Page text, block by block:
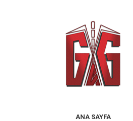
ANA SAYFA